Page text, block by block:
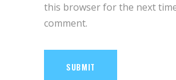
this browser for the next
comment.
SUBMIT